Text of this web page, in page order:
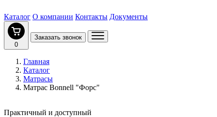
Каталог О компании Контакты Документы
0
Заказать звонок
Главная
Каталог
Матрасы
Матрас Bonnell "Форс"
Практичный и доступный